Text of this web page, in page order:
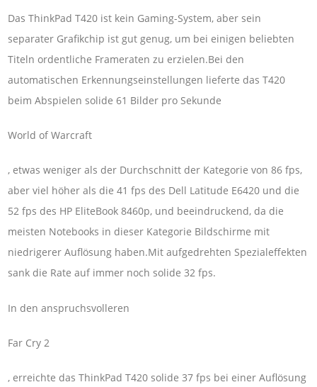
Das ThinkPad T420 ist kein Gaming-System, aber sein
separater Grafikchip ist gut genug, um bei einigen beliebten
Titeln ordentliche Frameraten zu erzielen.Bei den
automatischen Erkennungseinstellungen lieferte das T420
beim Abspielen solide 61 Bilder pro Sekunde
World of Warcraft
, etwas weniger als der Durchschnitt der Kategorie von 86 fps,
aber viel höher als die 41 fps des Dell Latitude E6420 und die
52 fps des HP EliteBook 8460p, und beeindruckend, da die
meisten Notebooks in dieser Kategorie Bildschirme mit
niedrigerer Auflösung haben.Mit aufgedrehten Spezialeffekten
sank die Rate auf immer noch solide 32 fps.
In den anspruchsvolleren
Far Cry 2
, erreichte das ThinkPad T420 solide 37 fps bei einer Auflösung